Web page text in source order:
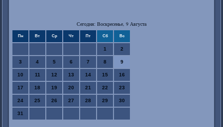
Сегодня: Воскресенье, 9 Августа
Пн Вт Ср Чт Пт Сб Вс
1 2
3 4 5 6 7 8 9
10 11 12 13 14 15 16
17 18 19 20 21 22 23
24 25 26 27 28 29 30
31